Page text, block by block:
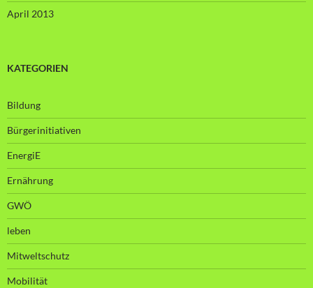
April 2013
KATEGORIEN
Bildung
Bürgerinitiativen
EnergiE
Ernährung
GWÖ
leben
Mitweltschutz
Mobilität